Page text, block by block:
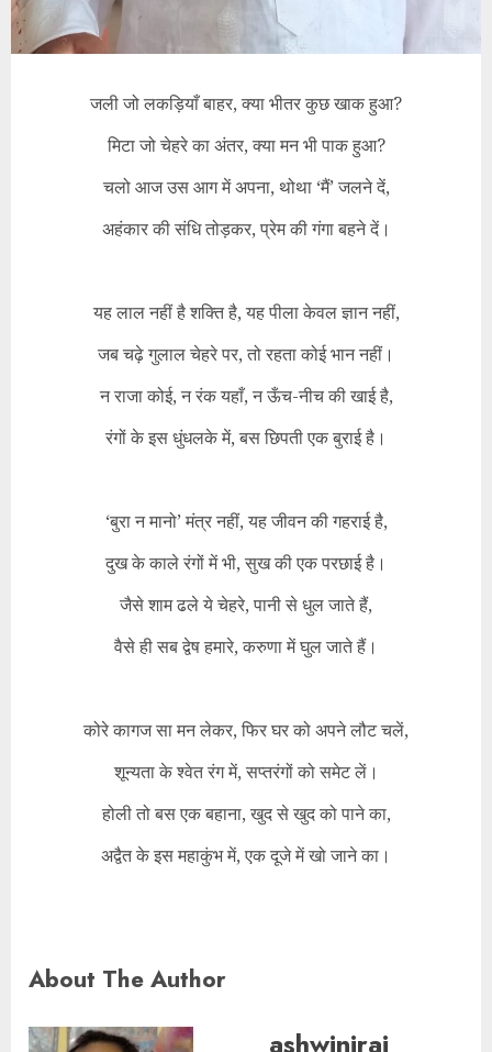
जली जो लकड़ियाँ बाहर, क्या भीतर कुछ खाक हुआ?
मिटा जो चेहरे का अंतर, क्या मन भी पाक हुआ?
चलो आज उस आग में अपना, थोथा ‘मैं’ जलने दें,
अहंकार की संधि तोड़कर, प्रेम की गंगा बहने दें।
यह लाल नहीं है शक्ति है, यह पीला केवल ज्ञान नहीं,
जब चढ़े गुलाल चेहरे पर, तो रहता कोई भान नहीं।
न राजा कोई, न रंक यहाँ, न ऊँच-नीच की खाई है,
रंगों के इस धुंधलके में, बस छिपती एक बुराई है।
‘बुरा न मानो’ मंत्र नहीं, यह जीवन की गहराई है,
दुख के काले रंगों में भी, सुख की एक परछाई है।
जैसे शाम ढले ये चेहरे, पानी से धुल जाते हैं,
वैसे ही सब द्वेष हमारे, करुणा में घुल जाते हैं।
कोरे कागज सा मन लेकर, फिर घर को अपने लौट चलें,
शून्यता के श्वेत रंग में, सप्तरंगों को समेट लें।
होली तो बस एक बहाना, खुद से खुद को पाने का,
अद्वैत के इस महाकुंभ में, एक दूजे में खो जाने का।
About The Author
ashwinirai